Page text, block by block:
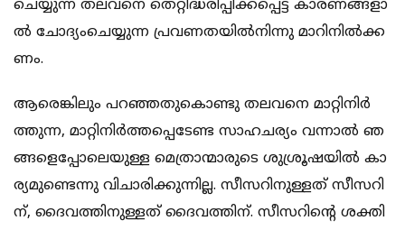
ചെ​​​​യ്യു​​​​ന്ന ത​​​​ല​​​​വ​​​​നെ തെ​​​​റ്റി​​​​ദ്ധ​​​​രി​​​​പ്പി​​​​ക്ക​​​​പ്പെ​​​​ട്ട കാ​​​​ര​​​​ണ​​​​ങ്ങ​​​​ളാ​​​​
ൽ ചോ​​​​ദ്യം​​​​ചെ​​​​യ്യു​​​​ന്ന പ്ര​​​​വ​​​​ണ​​​​ത​​​​യി​​​​ൽ​​​​നി​​​​ന്നു മാ​​​​റി​​​​നി​​​​ൽ​​​​ക്ക​​​​
ണം.
ആ​​​​രെ​​​​ങ്കി​​​​ലും പ​​​​റ​​​​ഞ്ഞ​​​​തു​​​​കൊ​​​​ണ്ടു ത​​​​ല​​​​വ​​​​നെ മാ​​​​റ്റി​​​​നി​​​​ർ​​​​
ത്തു​​​​ന്ന, മാ​​​​റ്റി​​​​നി​​​​ർ​​​​ത്ത​​​​പ്പെ​​​​ടേ​​​​ണ്ട സാ​​​​ഹ​​​​ച​​​​ര്യം വ​​​​ന്നാ​​​​ൽ ഞ​​​​
ങ്ങ​​​​ളെ​​​​പ്പോ​​​​ലെ​​​​യു​​​​ള്ള മെ​​​​ത്രാ​​​​ന്മാ​​​​രു​​​​ടെ ശു​​​​ശ്രൂ​​​​ഷ​​​​യി​​​​ൽ കാ​​​​
ര്യ​​​​മു​​​​ണ്ടെ​​​​ന്നു വി​​​​ചാ​​​​രി​​​​ക്കു​​​​ന്നി​​​​ല്ല. സീ​​​​സ​​​​റി​​​​നു​​​​ള്ള​​​​ത് സീ​​​​സ​​​​റി​​​​
ന്, ദൈ​​​​വ​​​​ത്തി​​​​നു​​​​ള്ള​​​​ത് ദൈ​​​​വ​​​​ത്തി​​​​ന്. സീ​​​​സ​​​​റി​​​​ന്‍റെ ശ​​​​ക്തി